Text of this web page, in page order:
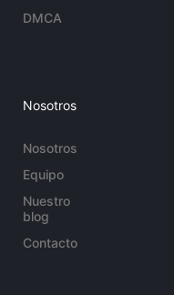
DMCA
Nosotros
Nosotros
Equipo
Nuestro
blog
Contacto